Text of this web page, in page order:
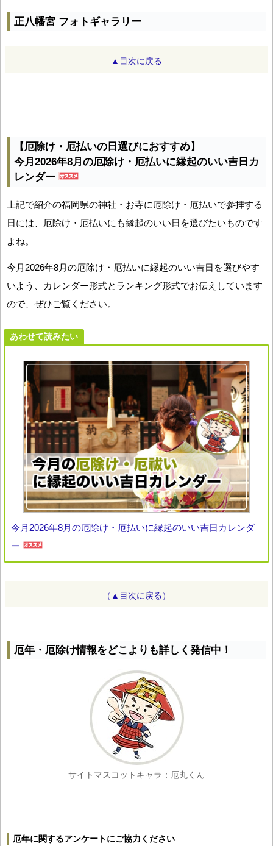
正八幡宮 フォトギャラリー
▲目次に戻る
【厄除け・厄払いの日選びにおすすめ】
今月2026年8月の厄除け・厄払いに縁起のいい吉日カ
レンダー
上記で紹介の福岡県の神社・お寺に厄除け・厄払いで参拝する
日には、厄除け・厄払いにも縁起のいい日を選びたいものです
よね。
今月2026年8月の厄除け・厄払いに縁起のいい吉日を選びやす
いよう、カレンダー形式とランキング形式でお伝えしています
ので、ぜひご覧ください。
あわせて読みたい
今月2026年8月の厄除け・厄払いに縁起のいい吉日カレンダ
ー
（▲目次に戻る）
厄年・厄除け情報をどこよりも詳しく発信中！
サイトマスコットキャラ：厄丸くん
厄年に関するアンケートにご協力ください